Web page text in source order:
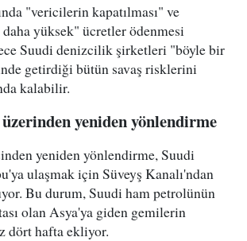
"vericilerin kapatılması" ve
yüksek" ücretler ödenmesi
Suudi denizcilik şirketleri "böyle bir
getirdiği bütün savaş risklerini
kalabilir.
üzerinden yeniden yönlendirme
yeniden yönlendirme, Suudi
ulaşmak için Süveyş Kanalı'ndan
Bu durum, Suudi ham petrolünün
olan Asya'ya giden gemilerin
dört hafta ekliyor.